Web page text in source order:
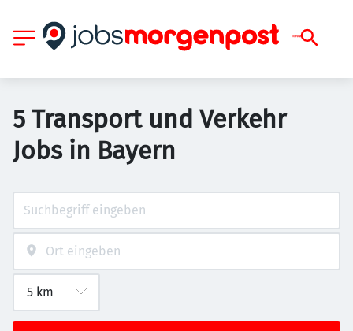
5 Transport und Verkehr
Jobs in Bayern